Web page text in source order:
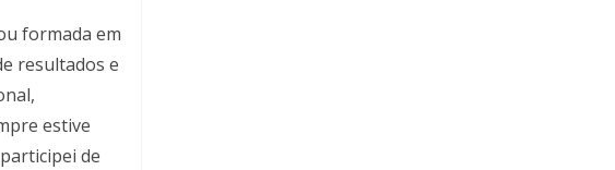
formada em
resultados e
estive
de